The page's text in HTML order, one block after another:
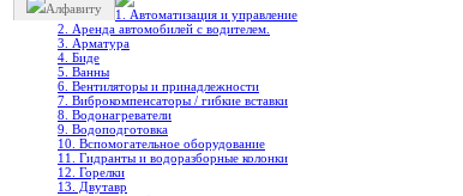
Алфавиту
1. Автоматизация и управление
2. Аренда автомобилей с водителем.
3. Арматура
4. Биде
5. Ванны
6. Вентиляторы и принадлежности
7. Виброкомпенсаторы / гибкие вставки
8. Водонагреватели
9. Водоподготовка
10. Вспомогательное оборудование
11. Гидранты и водоразборные колонки
12. Горелки
13. Двутавр